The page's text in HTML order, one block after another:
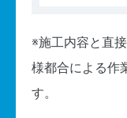
※施工内容と直
様都合による作
す。